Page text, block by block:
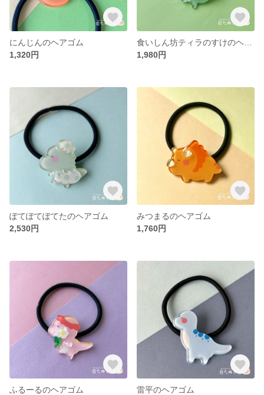
にんじんのヘアゴム
1,320円
1,980円
ぽてぽてぽてたのヘアゴム
2,530円
みつまるのヘアゴム
1,760円
ふるーるのヘアゴム
雷平のヘアゴム